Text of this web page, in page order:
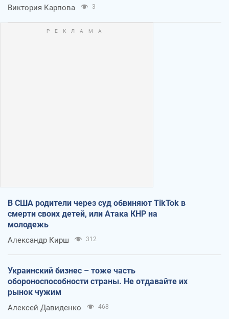
Виктория Карпова 3
В США родители через суд обвиняют TikTok в
смерти своих детей, или Атака КНР на
молодежь
Александр Кирш 312
Украинский бизнес – тоже часть
обороноспособности страны. Не отдавайте их
рынок чужим
Алексей Давиденко 468